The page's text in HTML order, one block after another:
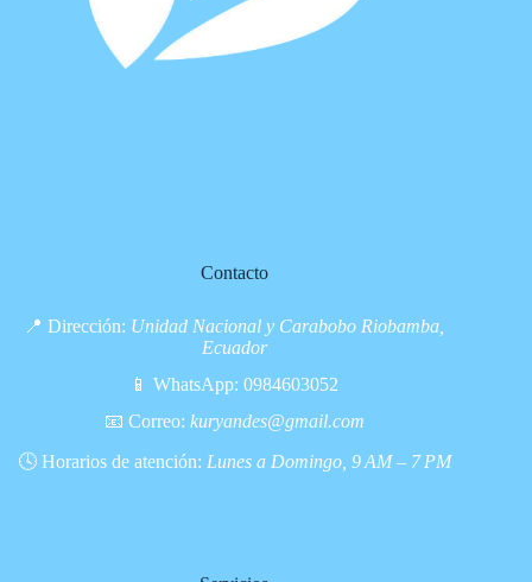
Contacto
📍 Dirección: Unidad Nacional y Carabobo Riobamba,
Ecuador
📱 WhatsApp:0984603052
📧 Correo: kuryandes@gmail.com
🕓 Horarios de atención: Lunes a Domingo, 9 AM – 7 PM